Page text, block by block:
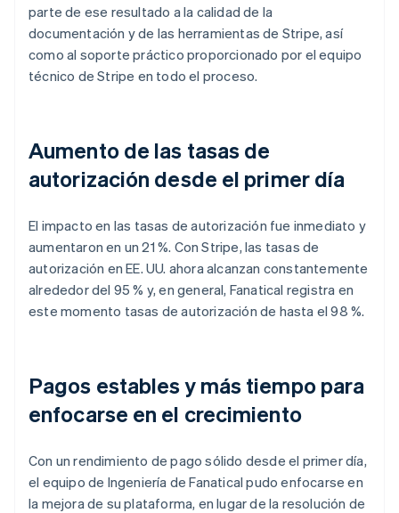
parte de ese resultado a la calidad de la
documentación y de las herramientas de Stripe, así
como al soporte práctico proporcionado por el equipo
técnico de Stripe en todo el proceso.
Aumento de las tasas de
autorización desde el primer día
El impacto en las tasas de autorización fue inmediato y
aumentaron en un 21 %. Con Stripe, las tasas de
autorización en EE. UU. ahora alcanzan constantemente
alrededor del 95 % y, en general, Fanatical registra en
este momento tasas de autorización de hasta el 98 %.
Pagos estables y más tiempo para
enfocarse en el crecimiento
Con un rendimiento de pago sólido desde el primer día,
el equipo de Ingeniería de Fanatical pudo enfocarse en
la mejora de su plataforma, en lugar de la resolución de